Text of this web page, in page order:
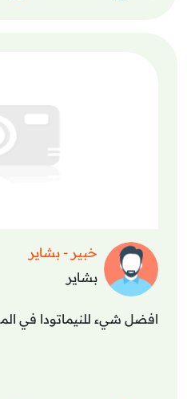
خبير - بشاير
بشاير
افضل شيء للنيماتودا في